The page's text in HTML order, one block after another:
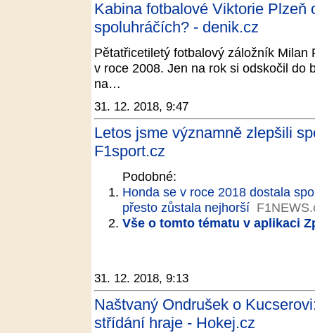
Kabina fotbalové Viktorie Plzeň
spoluhráčích? - denik.cz
Pětatřicetiletý fotbalový záložník
v roce 2008. Jen na rok si odskočil do
na…
31. 12. 2018, 9:47
Letos jsme významně zlepšili
F1sport.cz
Podobné:
Honda se v roce 2018 dostala
přesto zůstala nejhorší
Vše o tomto tématu v aplikaci
31. 12. 2018, 9:13
Naštvaný Ondrušek o
střídání hraje - Hokej.cz